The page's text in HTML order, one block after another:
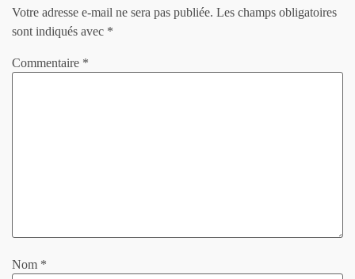
Votre adresse e-mail ne sera pas publiée. Les champs obligatoires
sont indiqués avec *
Commentaire *
Nom *